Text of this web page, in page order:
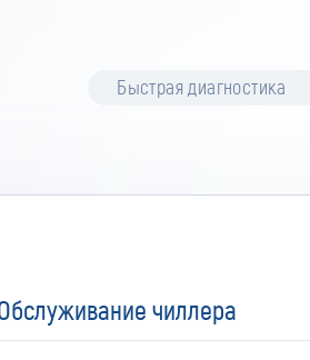
Быстрая диагностика
чиллера